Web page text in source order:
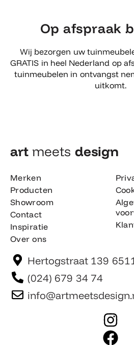
Op afspraak
Wij bezorgen uw
GRATIS in heel Nederland op
tuinmeubelen in ontvangst
uitkomt.
art meets design​
Merken
Producten
Showroom
Contact
Inspiratie
Over ons
Hertogstraat 139
(024) 679 34 74
I
n
F